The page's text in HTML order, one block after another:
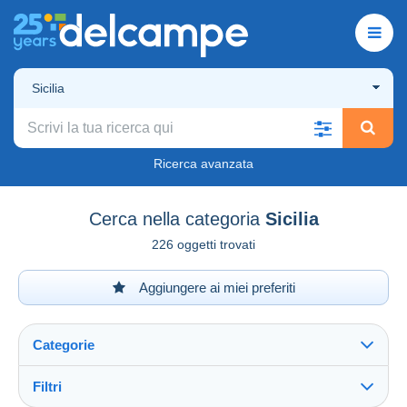
Sicilia
Ricerca avanzata
Cerca nella categoria Sicilia
226 oggetti trovati
Aggiungere ai miei preferiti
Categorie
Filtri